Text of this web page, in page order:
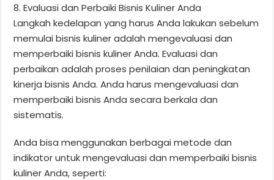
8. Evaluasi dan Perbaiki Bisnis Kuliner Anda
Langkah kedelapan yang harus Anda lakukan sebelum
memulai bisnis kuliner adalah mengevaluasi dan
memperbaiki bisnis kuliner Anda. Evaluasi dan
perbaikan adalah proses penilaian dan peningkatan
kinerja bisnis Anda. Anda harus mengevaluasi dan
memperbaiki bisnis Anda secara berkala dan
sistematis.
Anda bisa menggunakan berbagai metode dan
indikator untuk mengevaluasi dan memperbaiki bisnis
kuliner Anda, seperti: